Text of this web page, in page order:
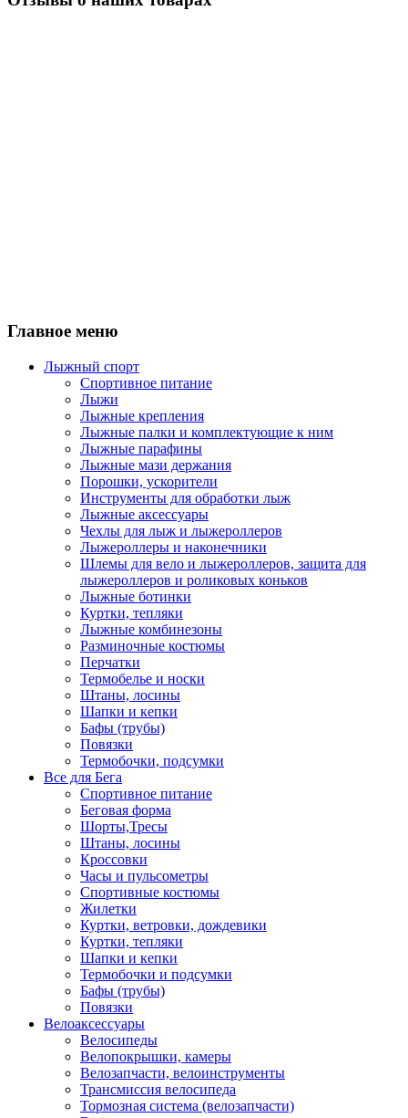
Главное меню
Лыжный спорт
Спортивное питание
Лыжи
Лыжные крепления
Лыжные палки и комплектующие к ним
Лыжные парафины
Лыжные мази держания
Порошки, ускорители
Инструменты для обработки лыж
Лыжные аксессуары
Чехлы для лыж и лыжероллеров
Лыжероллеры и наконечники
Шлемы для вело и лыжероллеров, защита для
лыжероллеров и роликовых коньков
Лыжные ботинки
Куртки, тепляки
Лыжные комбинезоны
Разминочные костюмы
Перчатки
Термобелье и носки
Штаны, лосины
Шапки и кепки
Бафы (трубы)
Повязки
Термобочки, подсумки
Все для Бега
Спортивное питание
Беговая форма
Шорты,Тресы
Штаны, лосины
Кроссовки
Часы и пульсометры
Спортивные костюмы
Жилетки
Куртки, ветровки, дождевики
Куртки, тепляки
Шапки и кепки
Термобочки и подсумки
Бафы (трубы)
Повязки
Велоаксессуары
Велосипеды
Велопокрышки, камеры
Велозапчасти, велоинструменты
Трансмиссия велосипеда
Тормозная система (велозапчасти)